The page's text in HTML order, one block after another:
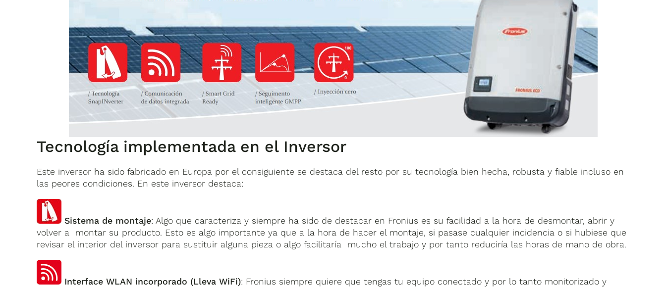
Tecnología implementada en el Inversor
Este inversor ha sido fabricado en Europa por el consiguiente se destaca del resto por su tecnología bien hecha, robusta y fiable incluso en
las peores condiciones. En este inversor destaca:
Sistema de montaje: Algo que caracteriza y siempre ha sido de destacar en Fronius es su facilidad a la hora de desmontar, abrir y
volver a montar su producto. Esto es algo importante ya que a la hora de hacer el montaje, si pasase cualquier incidencia o si hubiese que
revisar el interior del inversor para sustituir alguna pieza o algo facilitaría mucho el trabajo y por tanto reduciría las horas de mano de obra.
Interface WLAN incorporado (Lleva WiFi): Fronius siempre quiere que tengas tu equipo conectado y por lo tanto monitorizado y